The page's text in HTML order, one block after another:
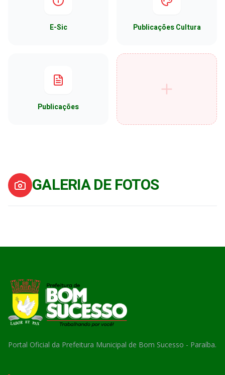
E-Sic Publicações Cultura
Publicações
GALERIA DE FOTOS
Portal Oficial da Prefeitura Municipal de Bom Sucesso - Paraíba.